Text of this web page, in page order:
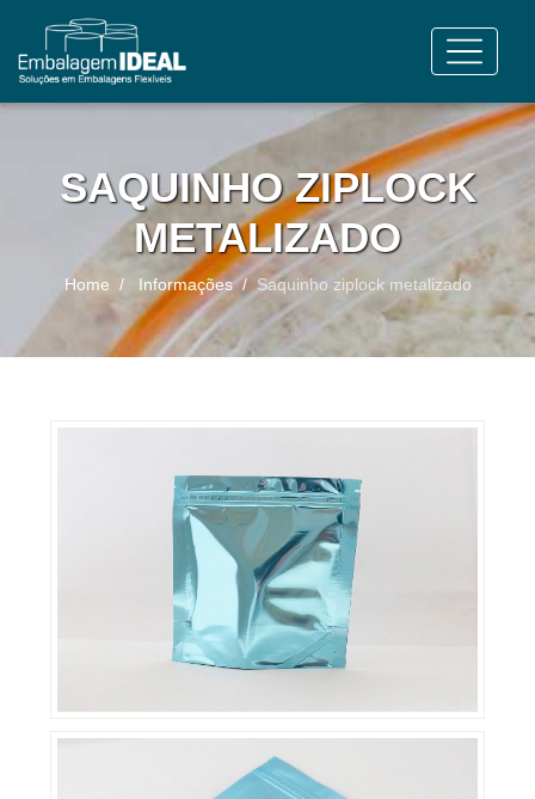
SAQUINHO ZIPLOCK
METALIZADO
Home Informações Saquinho ziplock metalizado